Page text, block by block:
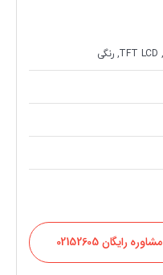
مشاوره رایگان 02152605